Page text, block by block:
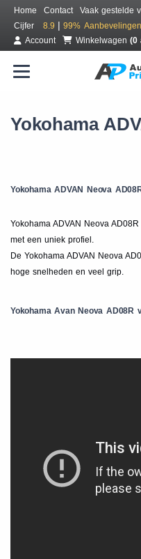
Home Contact
Vaak gestelde
Cijfer
8.9 | 99%
Account
Winkelwagen (0
Yokohama
Yokohama ADVAN Neova
Yokohama ADVAN Neova
met een uniek profiel.
De Yokohama ADVAN Neova
hoge snelheden en veel grip.
Yokohama Avan Neova AD08R